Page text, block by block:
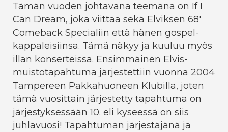
Tämän vuoden johtavana teemana on If I
Can Dream, joka viittaa sekä Elviksen 68'
Comeback Specialiin että hänen gospel-
kappaleisiinsa. Tämä näkyy ja kuuluu myös
illan konserteissa. Ensimmäinen Elvis-
muistotapahtuma järjestettiin vuonna 2004
Tampereen Pakkahuoneen Klubilla, joten
tämä vuosittain järjestetty tapahtuma on
järjestyksessään 10. eli kyseessä on siis
juhlavuosi! Tapahtuman järjestäjänä ja